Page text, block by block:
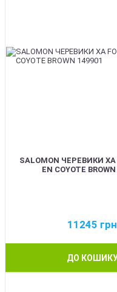
SALOMON ЧЕРЕВИКИ XA
EN COYOTE
11245 грн
ДО